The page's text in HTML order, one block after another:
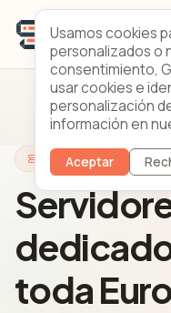
Servidores Dedicados
toda
Usamos cookies
personalizados o
consentimiento,
usar cookies e
personalización
información en
Aceptar